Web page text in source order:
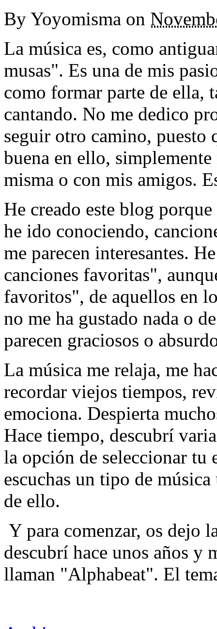
By Yoyomisma on
La música es, como
musas". Es una de mis
como formar parte de ella,
cantando. No me dedico
seguir otro camino, puesto
buena en ello,
misma o con mis amigos.
He creado este blog
he ido conociendo,
me parecen interesantes.
canciones favoritas",
favoritos", de aquellos en
no me ha gustado nada o
parecen graciosos o
La música me relaja, me
recordar viejos tiempos,
emociona. Despierta
Hace tiempo, descubrí
la opción de seleccionar tu
escuchas un tipo de
de ello.
Y para comenzar, os dejo
descubrí hace unos años y
llaman "Alphabeat". El